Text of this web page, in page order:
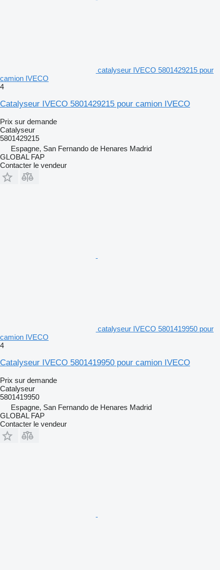
catalyseur IVECO 5801429215 pour
camion IVECO
4
Catalyseur IVECO 5801429215 pour camion IVECO
Prix sur demande
Catalyseur
5801429215
Espagne, San Fernando de Henares Madrid
GLOBAL FAP
Contacter le vendeur
catalyseur IVECO 5801419950 pour
camion IVECO
4
Catalyseur IVECO 5801419950 pour camion IVECO
Prix sur demande
Catalyseur
5801419950
Espagne, San Fernando de Henares Madrid
GLOBAL FAP
Contacter le vendeur